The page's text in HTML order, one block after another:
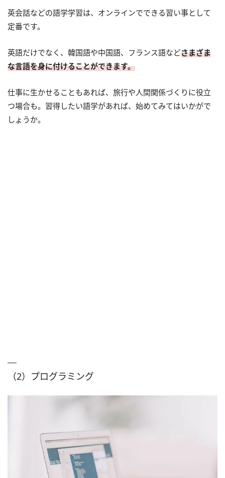
英会話などの語学学習は、オンラインでできる習い事として
定番です。
英語だけでなく、韓国語や中国語、フランス語などさまざま
な言語を身に付けることができます。
仕事に生かせることもあれば、旅行や人間関係づくりに役立
つ場合も。習得したい語学があれば、始めてみてはいかがで
しょうか。
（2）プログラミング